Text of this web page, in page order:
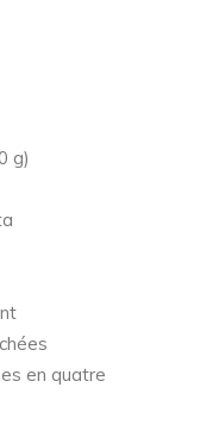
g)
en quatre